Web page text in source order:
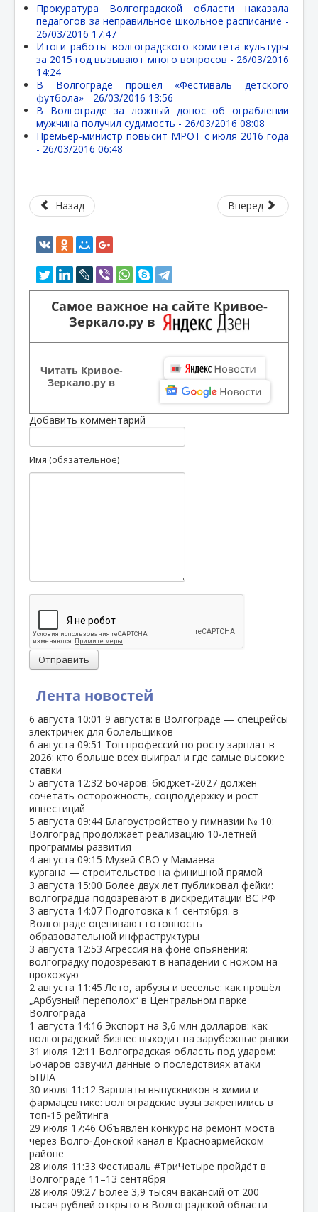
Лента новостей
6 августа 10:01 9 августа: в Волгограде — спецрейсы
электричек для болельщиков
6 августа 09:51 Топ профессий по росту зарплат в
2026: кто больше всех выиграл и где самые высокие
ставки
5 августа 12:32 Бочаров: бюджет‑2027 должен
сочетать осторожность, соцподдержку и рост
инвестиций
5 августа 09:44 Благоустройство у гимназии № 10:
Волгоград продолжает реализацию 10‑летней
программы развития
4 августа 09:15 Музей СВО у Мамаева
кургана — строительство на финишной прямой
3 августа 15:00 Более двух лет публиковал фейки:
волгоградца подозревают в дискредитации ВС РФ
3 августа 14:07 Подготовка к 1 сентября: в
Волгограде оценивают готовность
образовательной инфраструктуры
3 августа 12:53 Агрессия на фоне опьянения:
волгоградку подозревают в нападении с ножом на
прохожую
2 августа 11:45 Лето, арбузы и веселье: как прошёл
„Арбузный переполох“ в Центральном парке
Волгограда
1 августа 14:16 Экспорт на 3,6 млн долларов: как
волгоградский бизнес выходит на зарубежные рынки
31 июля 12:11 Волгоградская область под ударом:
Бочаров озвучил данные о последствиях атаки
БПЛА
30 июля 11:12 Зарплаты выпускников в химии и
фармацевтике: волгоградские вузы закрепились в
топ‑15 рейтинга
29 июля 17:46 Объявлен конкурс на ремонт моста
через Волго‑Донской канал в Красноармейском
районе
28 июля 11:33 Фестиваль #ТриЧетыре пройдёт в
Волгограде 11–13 сентября
28 июля 09:27 Более 3,9 тысяч вакансий от 200
тысяч рублей открыто в Волгоградской области
Прокуратура Волгоградской области наказала
педагогов за неправильное школьное расписание -
26/03/2016 17:47
Итоги работы волгоградского комитета культуры
за 2015 год вызывают много вопросов - 26/03/2016
14:24
В Волгограде прошел «Фестиваль детского
футбола» - 26/03/2016 13:56
В Волгограде за ложный донос об ограблении
мужчина получил судимость - 26/03/2016 08:08
Премьер-министр повысит МРОТ с июля 2016 года
- 26/03/2016 06:48
Назад Вперед
Самое важное на сайте Кривое-
Зеркало.ру в
Читать Кривое-
Зеркало.ру в
Добавить комментарий
Имя (обязательное)
Отправить